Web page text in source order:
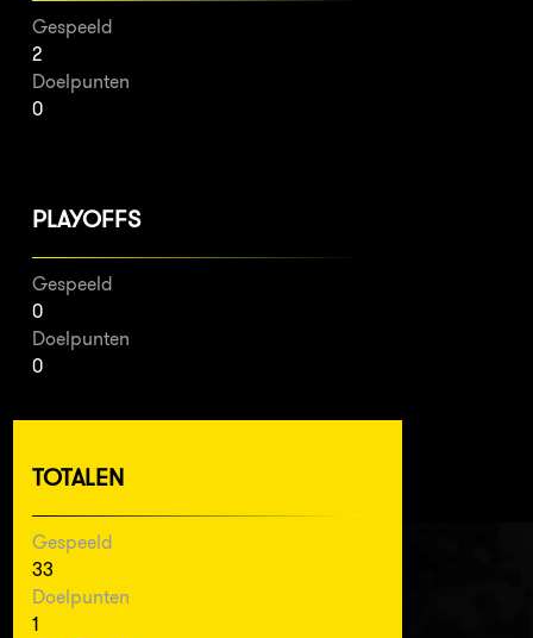
Gespeeld
2
Doelpunten
0
PLAYOFFS
Gespeeld
0
Doelpunten
0
TOTALEN
Gespeeld
33
Doelpunten
1